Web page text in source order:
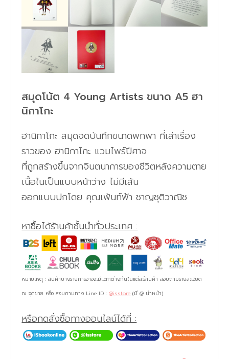
สมุดโน้ต 4 Young Artists ขนาด A5 ฮา
นิกาโกะ
ฮานิกาโกะ สมุดจดบันทึกขนาดพกพา ที่เล่าเรื่อง
ราวของ ฮานิกาโกะ แวมไพร์ปีศาจ
ที่ถูกสร้างขึ้นจากจินตนาการของชีวิตหลังความตาย
เนื้อในเป็นแบบหน้าว่าง ไม่มีเส้น
ออกแบบปกโดย คุณเพ้นท์ฟ้า ชาญชุติวาณิช
หาซื้อได้ร้านค้าชั้นนำทั่วประเทศ :
หมายเหตุ : สินค้าบางรายการอาจจะมีแตกต่างกันในแต่ละร้านค้า สอบถามรายละเอียด
ณ จุดขาย หรือ สอบถามทาง Line ID :@isstore (มี @ นำหน้า)
หรือกดสั่งซื้อทางออนไลน์ได้ที่ :